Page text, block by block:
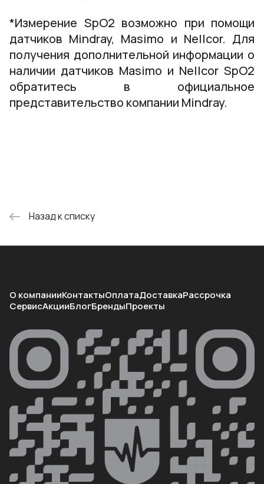
*Измерение SpO2 возможно при помощи
датчиков Mindray, Masimo и Nellcor. Для
получения дополнительной информации о
наличии датчиков Masimo и Nellcor SpO2
обратитесь в официальное
представительство компании Mindray.
Назад к списку
О компанииКонтактыОплатаДоставкаРассрочка
СервисАкцииБлогБрендыПроекты